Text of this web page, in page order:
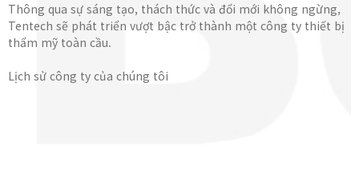
Thông qua sự sáng tạo, thách thức và đổi mới không ngừng,
Tentech sẽ phát triển vượt bậc trở thành một công ty thiết bị
thẩm mỹ toàn cầu.
Lịch sử công ty của chúng tôi